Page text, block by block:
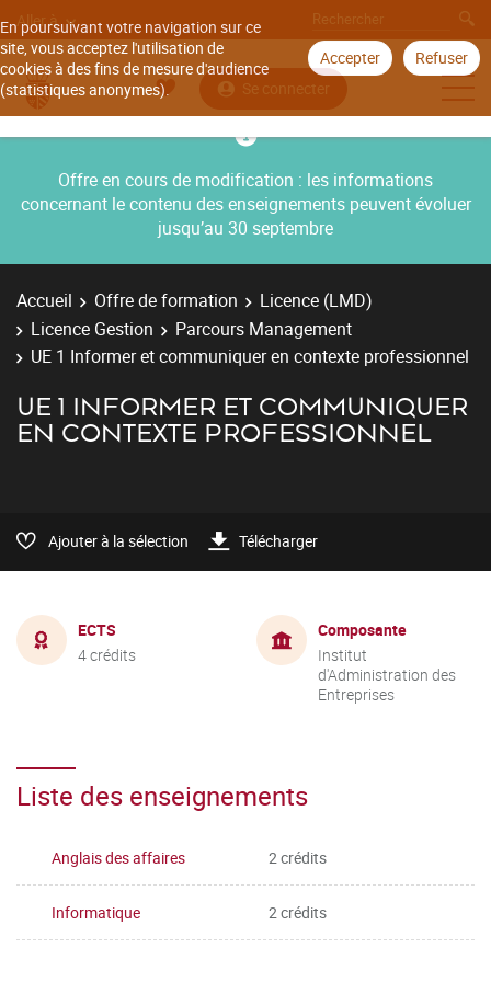
En poursuivant votre navigation sur ce
site, vous acceptez l'utilisation de
cookies à des fins de mesure d'audience
(statistiques anonymes).
Accepter Refuser
Aller à
Se connecter
Offre en cours de modification : les informations
concernant le contenu des enseignements peuvent évoluer
jusqu’au 30 septembre
Accueil Offre de formation
Licence (LMD)
Licence Gestion
Parcours Management
UE 1 Informer et communiquer en contexte professionnel
UE 1 INFORMER ET COMMUNIQUER
EN CONTEXTE PROFESSIONNEL
Ajouter à la sélection Télécharger
ECTS
4 crédits
Composante
Institut
d'Administration des
Entreprises
Liste des enseignements
Anglais des affaires 2 crédits
Informatique 2 crédits